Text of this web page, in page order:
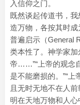
入信仰之门。
既然谈起传道书，
造万物，各按其时
普遍启示（General
类本性了。神学家
帝……”“上帝的观念
是不能磨损的。”“
且无时无地不在人
明在天地万物和人心